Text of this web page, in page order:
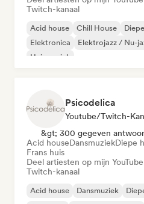
Twitch-kanaal
Acid house Chill House
Elektronica
Elektrojazz / Nu-
Huismuziek
Psicodelica
Youtube/Twitch-
&gt; 300 gegeven
Acid houseDansmuziekDiepe
Frans huis
Deel artiesten op mijn
Twitch-kanaal
Acid house Dansmuziek